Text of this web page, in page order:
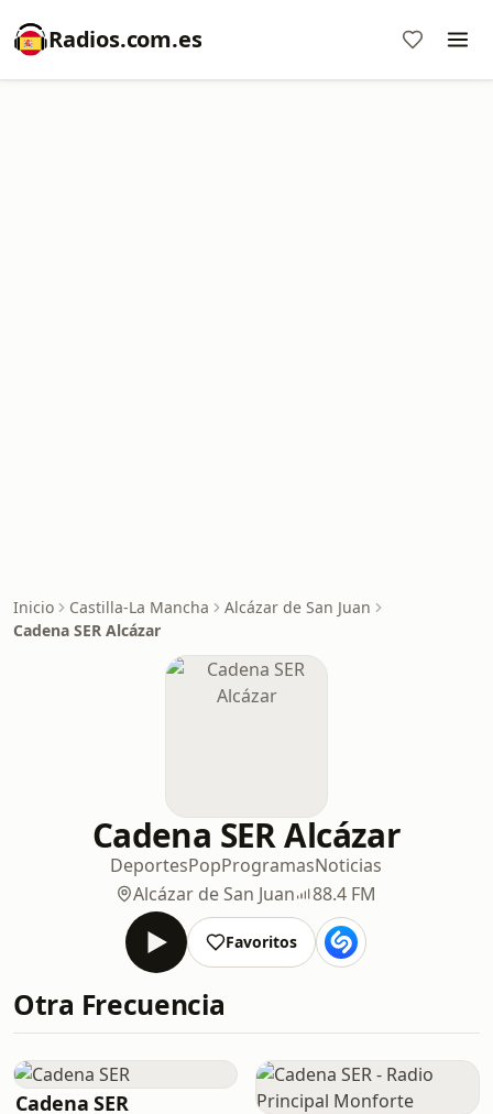
Radios.com.es
Inicio Castilla-La Mancha
Alcázar de San Juan
Cadena SER Alcázar
Cadena SER Alcázar
DeportesPopProgramasNoticias
Alcázar de San Juan
88.4 FM
Favoritos
Otra Frecuencia
Cadena SER